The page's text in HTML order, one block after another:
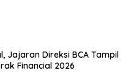
Jajaran Direksi BCA Tampil
Financial 2026